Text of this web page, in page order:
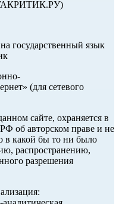
государственный язык
(для сетевого
сайте, охраняется в
РФ об авторском праве и не
в какой бы то ни было
распространению,
разрешения